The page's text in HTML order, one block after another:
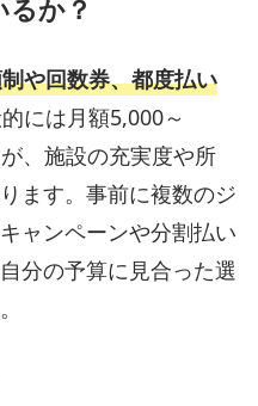
か？
や回数券、都度払い
には月額5,000～
、施設の充実度や所
ます。事前に複数のジ
ャンペーンや分割払い
分の予算に見合った選